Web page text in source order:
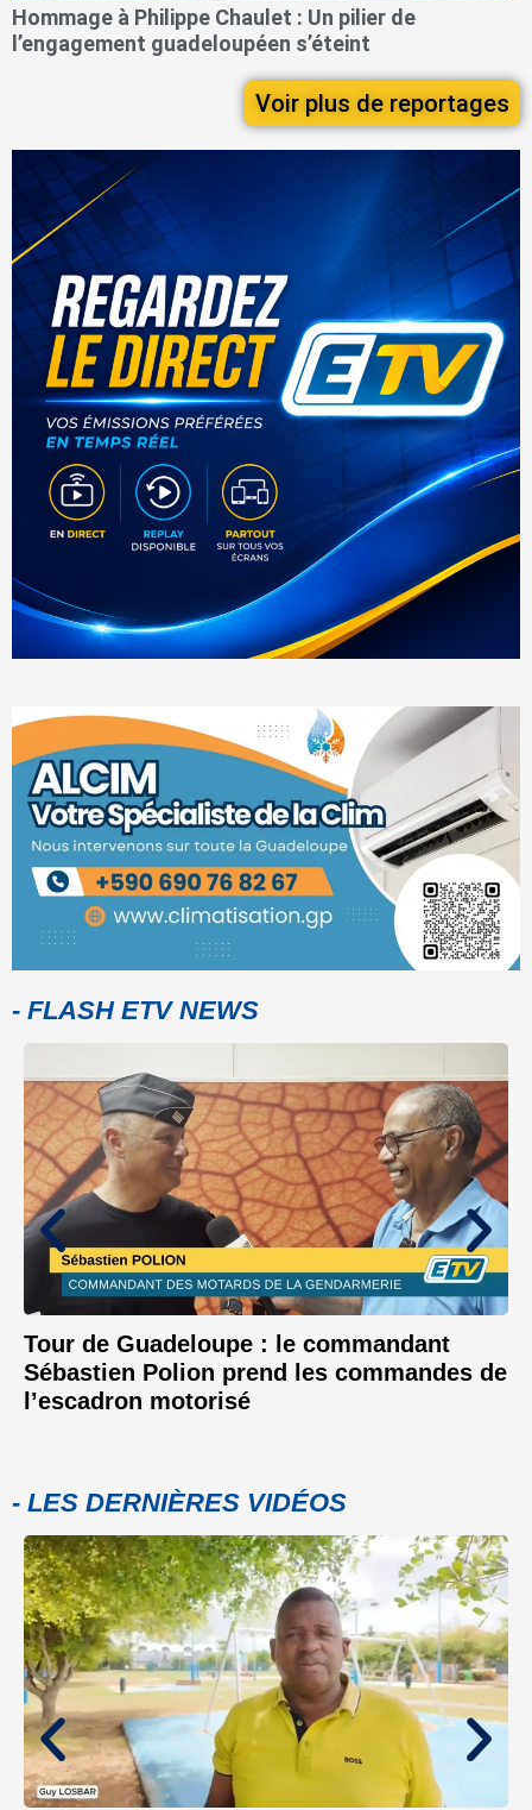
Hommage à Philippe Chaulet : Un pilier de
l’engagement guadeloupéen s’éteint
Voir plus de reportages
- FLASH ETV NEWS
Tour de Guadeloupe : le commandant
Sébastien Polion prend les commandes de
l’escadron motorisé
- LES DERNIÈRES VIDÉOS